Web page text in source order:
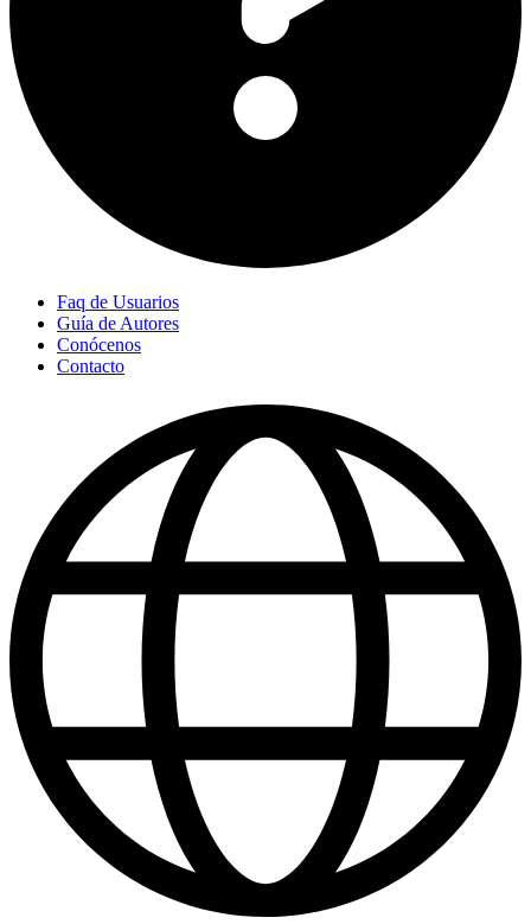
Faq de Usuarios
Guía de Autores
Conócenos
Contacto